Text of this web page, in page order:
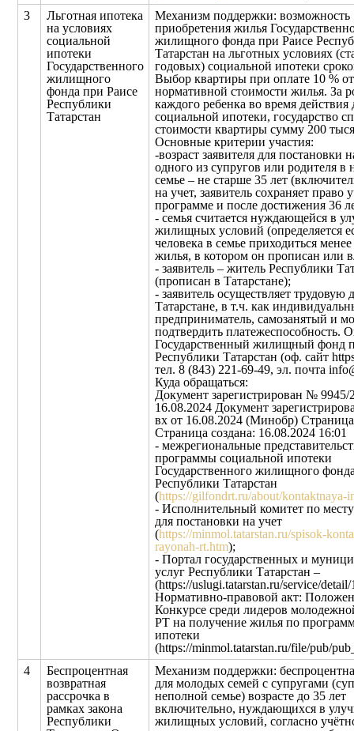
3
Льготная ипотека
на условиях
социальной
ипотеки
Государственного
жилищного
фонда при Раисе
Республики
Татарстан
Механизм поддержки: возможность
приобретения жилья
жилищного фонда при Раисе
Татарстан на льготных условиях
годовых) социальной ипотеки
Выбор квартиры при оплате 10 % от
нормативной стоимости жилья. За
каждого ребенка во время действия
социальной ипотеки, государство
стоимости квартиры сумму 200
Основные критерии участия:
-возраст заявителя для постановки
одного из супругов или родителя в
семье – не старше 35 лет
на учет, заявитель сохраняет право
программе и после достижения 36
- семья считается нуждающейся в
жилищных условий (определяется
человека в семье приходиться
жилья, в котором он прописан или
- заявитель – житель Республики
(прописан в Татарстане);
- заявитель осуществляет трудовую
Татарстане, в т.ч. как
предприниматель, самозанятый и
подтвердить платежеспособность.
Государственный жилищный фонд
Республики Татарстан (оф. сайт
тел. 8 (843) 221-69-49, эл. почта
Куда обращаться:
Документ зарегистрирован № 9945/
16.08.2024 Документ
вх от 16.08.2024 (Минобр)
Страница создана: 16.08.2024 16:01
- межрегиональные
программы социальной ипотеки
Государственного жилищного
Республики Татарстан
(https://gilfondrt.ru/about/kontaktnaya-
- Исполнительный комитет по
для постановки на учет
(https://minmol.tatarstan.ru/spisok-
rayonah-rt.htm);
- Портал государственных и
услуг Республики Татарстан –
(https://uslugi.tatarstan.ru/service/
Нормативно-правовой акт:
Конкурсе среди лидеров
РТ на получение жилья по
ипотеки
(https://minmol.tatarstan.ru/file/pub/
4
Беспроцентная
возвратная
рассрочка в
рамках закона
Республики
Механизм поддержки:
для молодых семей с супругами
неполной семье) возрасте до 35 лет
включительно, нуждающихся в
жилищных условий, согласно